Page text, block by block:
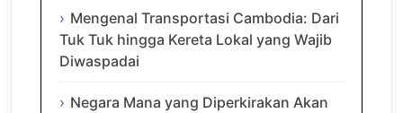
Mengenal Transportasi Cambodia: Dari
Tuk Tuk hingga Kereta Lokal yang Wajib
Diwaspadai
Negara Mana yang Diperkirakan Akan